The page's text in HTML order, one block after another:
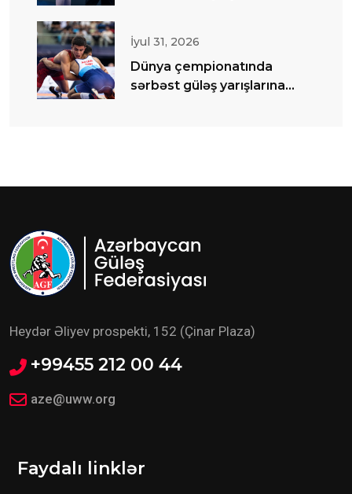
İyul 31, 2026
Dünya çempionatında
sərbəst güləş yarışlarına
Heydər Əliyev prospekti, 152 (Çinar Plaza)
+99455 212 00 44
aze@uww.org
Faydalı linklər